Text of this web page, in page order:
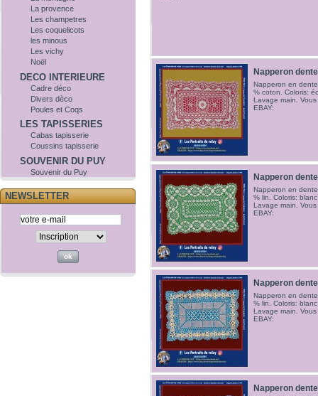
La provence
Les champetres
Les coquelicots
les minous
Les vichy
Noël
DECO INTERIEURE
Cadre déco
Divers dèco
Poules et Coqs
LES TAPISSERIES
Cabas tapisserie
Coussins tapisserie
SOUVENIR DU PUY
Souvenir du Puy
NEWSLETTER
Napperon
Napperon en
% coton. Coloris:
Lavage main.
EBAY:
Napperon
Napperon en
% lin. Coloris:
Lavage main.
EBAY:
Napperon
Napperon en
% lin. Coloris:
Lavage main.
EBAY:
Napperon